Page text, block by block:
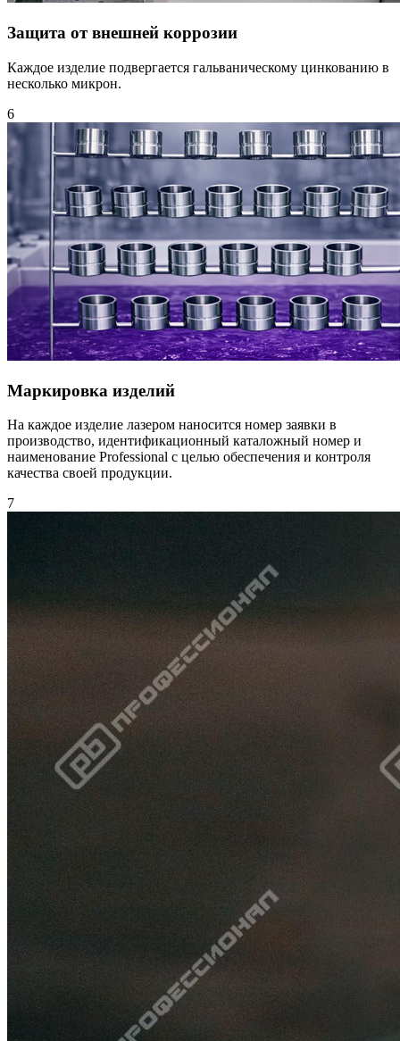
Защита от внешней коррозии
Каждое изделие подвергается гальваническому цинкованию в
несколько микрон.
6
Маркировка изделий
На каждое изделие лазером наносится номер заявки в
производство, идентификационный каталожный номер и
наименование Professional с целью обеспечения и контроля
качества своей продукции.
7